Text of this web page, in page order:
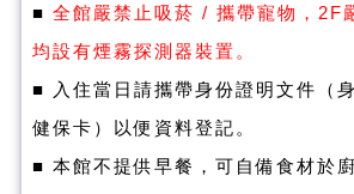
■ 全館嚴禁止吸菸 / 攜帶寵物，2F
均設有煙霧探測器裝置。
■ 入住當日請攜帶身份證明文件（
健保卡）以便資料登記。
■ 本館不提供早餐，可自備食材於